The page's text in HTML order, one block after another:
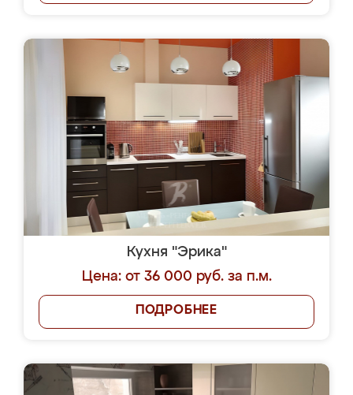
Кухня "Эрика"
Цена: от 36 000 руб. за п.м.
ПОДРОБНЕЕ